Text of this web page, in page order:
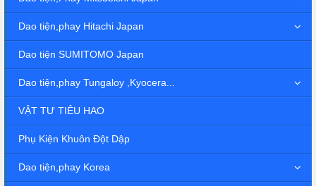
Dao tiện,phay Hitachi Japan
Dao tiện SUMITOMO Japan
Dao tiện,phay Tungaloy ,Kyocera...
VẬT TƯ TIÊU HAO
Phụ Kiện Khuôn Đột Dập
Dao tiện,phay Korea